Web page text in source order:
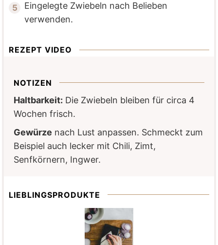
Eingelegte Zwiebeln nach Belieben
verwenden.
REZEPT VIDEO
NOTIZEN
Haltbarkeit: Die Zwiebeln bleiben für circa 4
Wochen frisch.
Gewürze nach Lust anpassen. Schmeckt zum
Beispiel auch lecker mit Chili, Zimt,
Senfkörnern, Ingwer.
LIEBLINGSPRODUKTE